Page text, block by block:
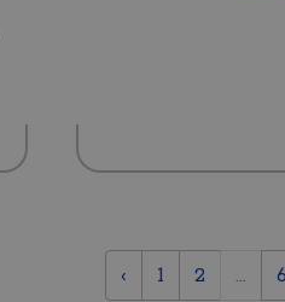
‹ 1 2 ... 6